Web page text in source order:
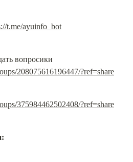
t.me/ayuinfo_bot
208075616196447/?ref=share
375984462502408/?ref=share